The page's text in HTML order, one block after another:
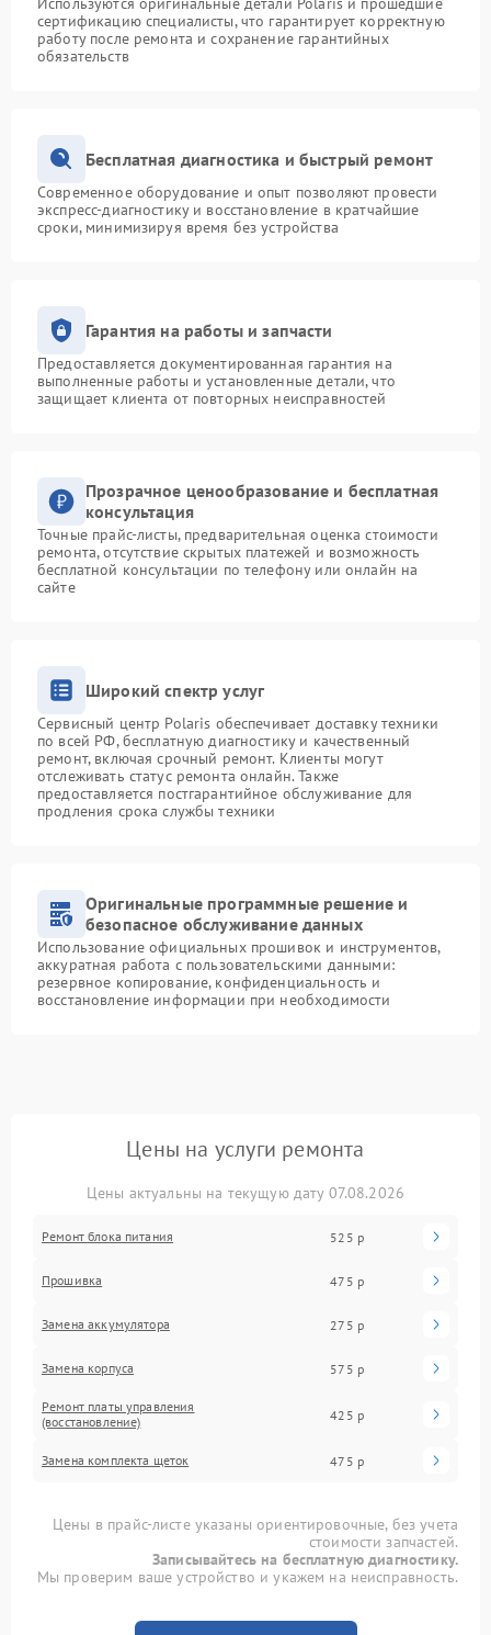
сертификацию специалисты, что гарантирует корректную
работу после ремонта и сохранение гарантийных
обязательств
Бесплатная диагностика и быстрый ремонт
Современное оборудование и опыт позволяют провести
экспресс-диагностику и восстановление в кратчайшие
сроки, минимизируя время без устройства
Гарантия на работы и запчасти
Предоставляется документированная гарантия на
выполненные работы и установленные детали, что
защищает клиента от повторных неисправностей
Прозрачное ценообразование и бесплатная
консультация
Точные прайс-листы, предварительная оценка стоимости
ремонта, отсутствие скрытых платежей и возможность
бесплатной консультации по телефону или онлайн на
сайте
Широкий спектр услуг
Сервисный центр Polaris обеспечивает доставку техники
по всей РФ, бесплатную диагностику и качественный
ремонт, включая срочный ремонт. Клиенты могут
отслеживать статус ремонта онлайн. Также
предоставляется постгарантийное обслуживание для
продления срока службы техники
Оригинальные программные решение и
безопасное обслуживание данных
Использование официальных прошивок и инструментов,
аккуратная работа с пользовательскими данными:
резервное копирование, конфиденциальность и
восстановление информации при необходимости
Цены на услуги ремонта
Цены актуальны на текущую дату 07.08.2026
Ремонт блока питания 525 р
Прошивка 475 р
Замена аккумулятора 275 р
Замена корпуса 575 р
Ремонт платы управления
(восстановление)
425 р
Замена комплекта щеток 475 р
Цены в прайс-листе указаны ориентировочные, без учета
стоимости запчастей.
Записывайтесь на бесплатную диагностику.
Мы проверим ваше устройство и укажем на неисправность.